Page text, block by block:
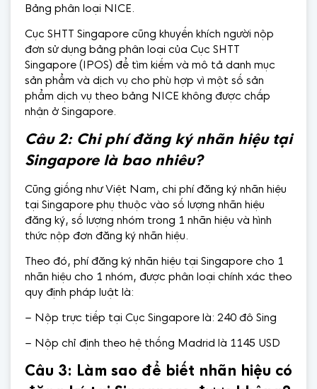
Bảng phân loại NICE.
Cục SHTT Singapore cũng khuyến khích người nộp
đơn sử dụng bảng phân loại của Cục SHTT
Singapore (IPOS) để tìm kiếm và mô tả danh mục
sản phẩm và dịch vụ cho phù hợp vì một số sản
phẩm dịch vụ theo bảng NICE không được chấp
nhận ở Singapore.
Câu 2: Chi phí đăng ký nhãn hiệu tại
Singapore là bao nhiêu?
Cũng giống như Việt Nam, chi phí đăng ký nhãn hiệu
tại Singapore phụ thuộc vào số lượng nhãn hiệu
đăng ký, số lượng nhóm trong 1 nhãn hiệu và hình
thức nộp đơn đăng ký nhãn hiệu.
Theo đó, phí đăng ký nhãn hiệu tại Singapore cho 1
nhãn hiệu cho 1 nhóm, được phân loại chính xác theo
quy định pháp luật là:
– Nộp trực tiếp tại Cục Singapore là: 240 đô Sing
– Nộp chỉ định theo hệ thống Madrid là 1145 USD
Câu 3: Làm sao để biết nhãn hiệu có